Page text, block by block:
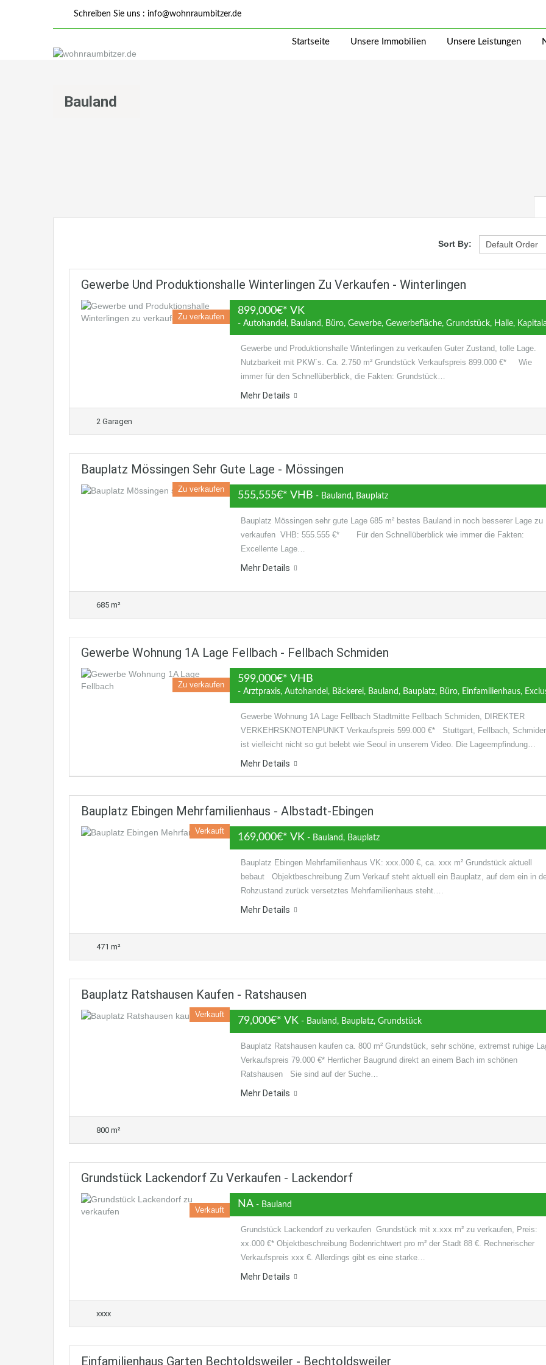
Schreiben Sie uns : info@wohnraumbitzer.de
Startseite Unsere Immobilien Unsere Leistungen
Bauland
Sort By:
Gewerbe Und Produktionshalle Winterlingen Zu Verkaufen - Winterlingen
Zu verkaufen
899,000€* VK
- Autohandel, Bauland, Büro, Gewerbe, Gewerbefläche, Grundstück, Halle,
Gewerbe und Produktionshalle Winterlingen zu verkaufen Guter Zustand, tolle Lage.
Nutzbarkeit mit PKW´s. Ca. 2.750 m² Grundstück Verkaufspreis 899.000 €* Wie
immer für den Schnellüberblick, die Fakten: Grundstück…
Mehr Details
2 Garagen
Bauplatz Mössingen Sehr Gute Lage - Mössingen
Zu verkaufen
555,555€* VHB - Bauland, Bauplatz
Bauplatz Mössingen sehr gute Lage 685 m² bestes Bauland in noch besserer Lage zu
verkaufen VHB: 555.555 €* Für den Schnellüberblick wie immer die Fakten:
Excellente Lage…
Mehr Details
685 m²
Gewerbe Wohnung 1A Lage Fellbach - Fellbach Schmiden
Zu verkaufen
599,000€* VHB
- Arztpraxis, Autohandel, Bäckerei, Bauland, Bauplatz, Büro, Einfamilienhaus,
Gewerbe Wohnung 1A Lage Fellbach Stadtmitte Fellbach Schmiden, DIREKTER
VERKEHRSKNOTENPUNKT Verkaufspreis 599.000 €* Stuttgart, Fellbach,
ist vielleicht nicht so gut belebt wie Seoul in unserem Video. Die Lageempfindung…
Mehr Details
Bauplatz Ebingen Mehrfamilienhaus - Albstadt-Ebingen
Verkauft
169,000€* VK - Bauland, Bauplatz
Bauplatz Ebingen Mehrfamilienhaus VK: xxx.000 €, ca. xxx m² Grundstück aktuell
bebaut Objektbeschreibung Zum Verkauf steht aktuell ein Bauplatz, auf dem ein in
Rohzustand zurück versetztes Mehrfamilienhaus steht.…
Mehr Details
471 m²
Bauplatz Ratshausen Kaufen - Ratshausen
Verkauft
79,000€* VK - Bauland, Bauplatz, Grundstück
Bauplatz Ratshausen kaufen ca. 800 m² Grundstück, sehr schöne, extremst ruhige
Verkaufspreis 79.000 €* Herrlicher Baugrund direkt an einem Bach im schönen
Ratshausen Sie sind auf der Suche…
Mehr Details
800 m²
Grundstück Lackendorf Zu Verkaufen - Lackendorf
Verkauft
NA - Bauland
Grundstück Lackendorf zu verkaufen Grundstück mit x.xxx m² zu verkaufen, Preis:
xx.000 €* Objektbeschreibung Bodenrichtwert pro m² der Stadt 88 €. Rechnerischer
Verkaufspreis xxx €. Allerdings gibt es eine starke…
Mehr Details
xxxx
Einfamilienhaus Garten Bechtoldsweiler - Bechtoldsweiler